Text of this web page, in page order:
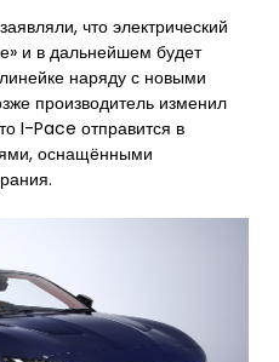
что электрический
и в дальнейшем будет
наряду с новыми
производитель изменил
I-Pace отправится в
оснащёнными